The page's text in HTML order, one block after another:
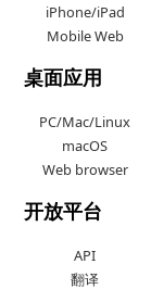
iPhone/iPad
Mobile Web
桌面应用
PC/Mac/Linux
macOS
Web browser
开放平台
API
翻译